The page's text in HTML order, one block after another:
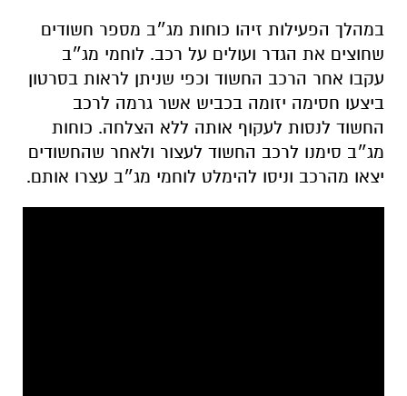
במהלך הפעילות זיהו כוחות מג״ב מספר חשודים
שחוצים את הגדר ועולים על רכב. לוחמי מג״ב
עקבו אחר הרכב החשוד וכפי שניתן לראות בסרטון
ביצעו חסימה יזומה בכביש אשר גרמה לרכב
החשוד לנסות לעקוף אותה ללא הצלחה. כוחות
מג״ב סימנו לרכב החשוד לעצור ולאחר שהחשודים
יצאו מהרכב וניסו להימלט לוחמי מג״ב עצרו אותם.